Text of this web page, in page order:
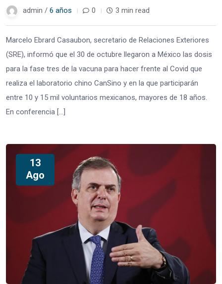
admin / 6 años 0 3 min read
Marcelo Ebrard Casaubon, secretario de Relaciones Exteriores
(SRE), informó que el 30 de octubre llegaron a México las dosis
para la fase tres de la vacuna para hacer frente al Covid que
realiza el laboratorio chino CanSino y en la que participarán
entre 10 y 15 mil voluntarios mexicanos, mayores de 18 años.
En conferencia […]
13
Ago